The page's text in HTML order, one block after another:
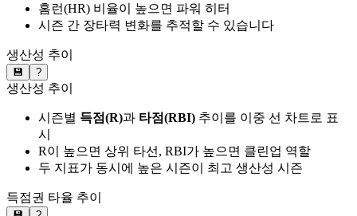
홈런(HR) 비율이 높으면 파워 히터
시즌 간 장타력 변화를 추적할 수 있습니다
생산성 추이
💾 ?
생산성 추이
시즌별 득점(R)과 타점(RBI) 추이를 이중 선 차트로 표
시
R이 높으면 상위 타선, RBI가 높으면 클린업 역할
두 지표가 동시에 높은 시즌이 최고 생산성 시즌
득점권 타율 추이